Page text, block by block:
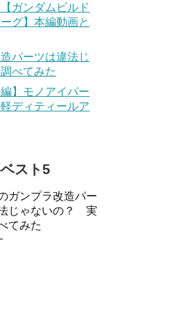
ガンダムビルド
グ】本編動画と
パーツは違法じ
べてみた
】モノアイパー
ディティールア
スト5
ガンプラ改造パー
じゃないの？ 実
てみた